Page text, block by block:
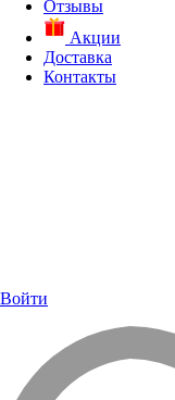
Отзывы
Акции
Доставка
Контакты
Войти